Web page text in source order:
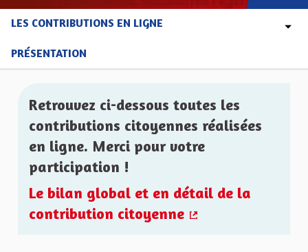
LES CONTRIBUTIONS EN LIGNE
PRÉSENTATION
Retrouvez ci-dessous toutes les
contributions citoyennes réalisées
en ligne. Merci pour votre
participation !
Le bilan global et en détail de la
contribution citoyenne